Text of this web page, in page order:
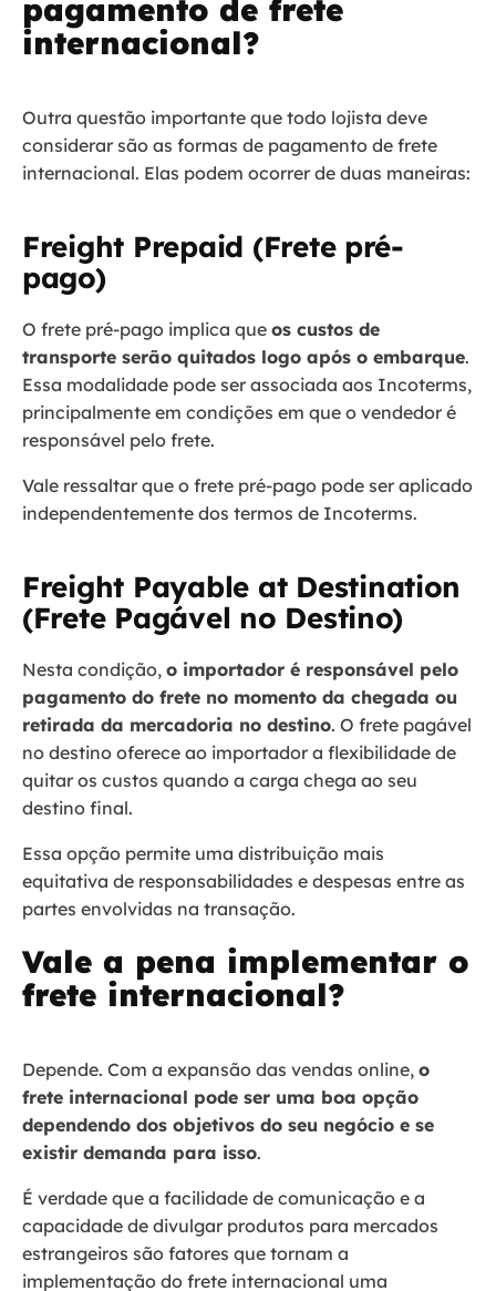
pagamento de frete
internacional?
Outra questão importante que todo lojista deve
considerar são as formas de pagamento de frete
internacional. Elas podem ocorrer de duas maneiras:
Freight Prepaid (Frete pré-
pago)
O frete pré-pago implica que os custos de
transporte serão quitados logo após o embarque.
Essa modalidade pode ser associada aos Incoterms,
principalmente em condições em que o vendedor é
responsável pelo frete.
Vale ressaltar que o frete pré-pago pode ser aplicado
independentemente dos termos de Incoterms.
Freight Payable at Destination
(Frete Pagável no Destino)
Nesta condição, o importador é responsável pelo
pagamento do frete no momento da chegada ou
retirada da mercadoria no destino. O frete pagável
no destino oferece ao importador a flexibilidade de
quitar os custos quando a carga chega ao seu
destino final.
Essa opção permite uma distribuição mais
equitativa de responsabilidades e despesas entre as
partes envolvidas na transação.
Vale a pena implementar o
frete internacional?
Depende. Com a expansão das vendas online, o
frete internacional pode ser uma boa opção
dependendo dos objetivos do seu negócio e se
existir demanda para isso.
É verdade que a facilidade de comunicação e a
capacidade de divulgar produtos para mercados
estrangeiros são fatores que tornam a
implementação do frete internacional uma